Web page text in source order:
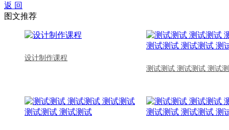
返 回
图文推荐
设计制作课程
测试测试 测试测试 测试